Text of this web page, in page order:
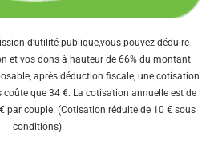
d’utilité publique,vous pouvez déduire
et vos dons à hauteur de 66% du montant
après déduction fiscale, une cotisation
que 34 €. La cotisation annuelle est de
par couple. (Cotisation réduite de 10 € sous
conditions).